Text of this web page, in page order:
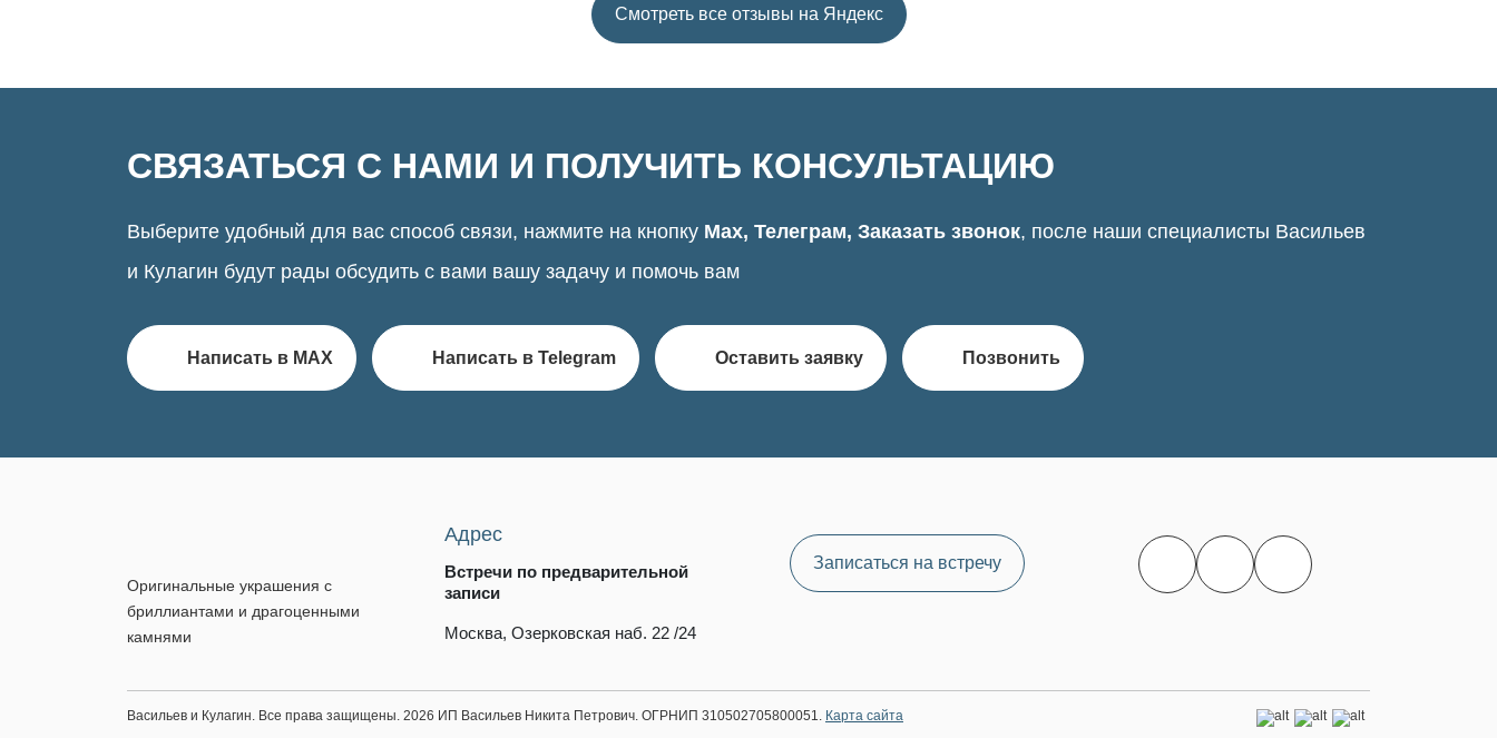
Смотреть все отзывы на Яндекс
СВЯЗАТЬСЯ С НАМИ И ПОЛУЧИТЬ КОНСУЛЬТАЦИЮ
Выберите удобный для вас способ связи, нажмите на кнопку Max, Телеграм, Заказать звонок, после наши специалисты Васильев
и Кулагин будут рады обсудить с вами вашу задачу и помочь вам
Написать в MAX Написать в Telegram Оставить заявку Позвонить
Оригинальные украшения с
бриллиантами и драгоценными
камнями
Адрес
Встречи по предварительной
записи
Москва, Озерковская наб. 22 /24
Записаться на встречу
Васильев и Кулагин. Все права защищены. 2026 ИП Васильев Никита Петрович. ОГРНИП 310502705800051. Карта сайта